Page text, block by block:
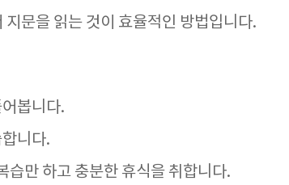
문을 읽는 것이 효율적인 방법입니다.
봅니다.
니다.
습만 하고 충분한 휴식을 취합니다.